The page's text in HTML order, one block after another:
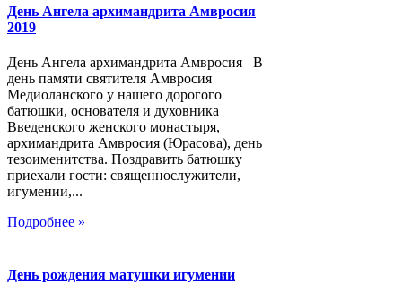
День Ангела архимандрита Амвросия
2019
День Ангела архимандрита Амвросия В
день памяти святителя Амвросия
Медиоланского у нашего дорогого
батюшки, основателя и духовника
Введенского женского монастыря,
архимандрита Амвросия (Юрасова), день
тезоименитства. Поздравить батюшку
приехали гости: священнослужители,
игумении,...
Подробнее »
День рождения матушки игумении